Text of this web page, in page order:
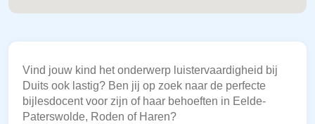
Vind jouw kind het onderwerp luistervaardigheid bij
Duits ook lastig? Ben jij op zoek naar de perfecte
bijlesdocent voor zijn of haar behoeften in Eelde-
Paterswolde, Roden of Haren?